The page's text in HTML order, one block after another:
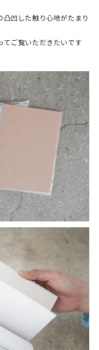
凹した触り心地がたまり
てご覧いただきたいです